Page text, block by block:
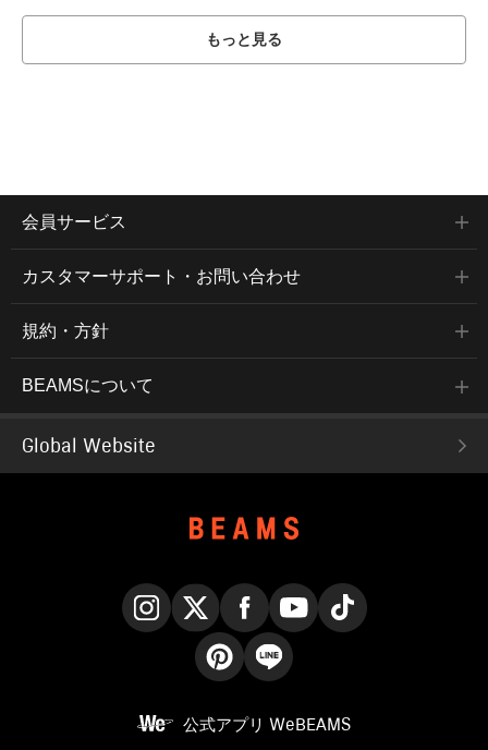
もっと見る
会員サービス
カスタマーサポート・お問い合わせ
規約・方針
BEAMSについて
Global Website
公式アプリ WeBEAMS